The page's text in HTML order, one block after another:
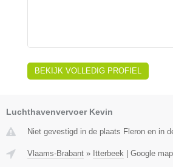
BEKIJK VOLLEDIG PROFIEL
Luchthavenvervoer Kevin
Niet gevestigd in de plaats Fleron en in
Vlaams-Brabant » Itterbeek Google